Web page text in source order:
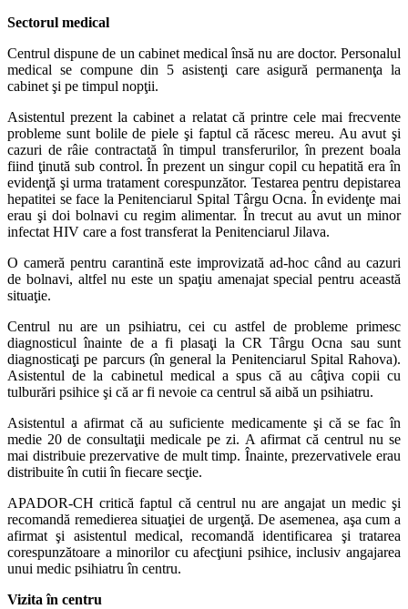
Sectorul medical
Centrul dispune de un cabinet medical însă nu are doctor. Personalul
medical se compune din 5 asistenţi care asigură permanenţa la
cabinet şi pe timpul nopţii.
Asistentul prezent la cabinet a relatat că printre cele mai frecvente
probleme sunt bolile de piele şi faptul că răcesc mereu. Au avut şi
cazuri de râie contractată în timpul transferurilor, în prezent boala
fiind ţinută sub control. În prezent un singur copil cu hepatită era în
evidenţă şi urma tratament corespunzător. Testarea pentru depistarea
hepatitei se face la Penitenciarul Spital Târgu Ocna. În evidenţe mai
erau şi doi bolnavi cu regim alimentar. În trecut au avut un minor
infectat HIV care a fost transferat la Penitenciarul Jilava.
O cameră pentru carantină este improvizată ad-hoc când au cazuri
de bolnavi, altfel nu este un spaţiu amenajat special pentru această
situaţie.
Centrul nu are un psihiatru, cei cu astfel de probleme primesc
diagnosticul înainte de a fi plasaţi la CR Târgu Ocna sau sunt
diagnosticaţi pe parcurs (în general la Penitenciarul Spital Rahova).
Asistentul de la cabinetul medical a spus că au câţiva copii cu
tulburări psihice şi că ar fi nevoie ca centrul să aibă un psihiatru.
Asistentul a afirmat că au suficiente medicamente şi că se fac în
medie 20 de consultaţii medicale pe zi. A afirmat că centrul nu se
mai distribuie prezervative de mult timp. Înainte, prezervativele erau
distribuite în cutii în fiecare secţie.
APADOR-CH critică faptul că centrul nu are angajat un medic şi
recomandă remedierea situaţiei de urgenţă. De asemenea, aşa cum a
afirmat şi asistentul medical, recomandă identificarea şi tratarea
corespunzătoare a minorilor cu afecţiuni psihice, inclusiv angajarea
unui medic psihiatru în centru.
Vizita în centru